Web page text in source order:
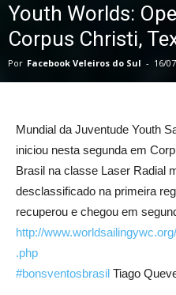
Youth Worlds:
Corpus Christi,
Por Facebook Veleiros do Sul - 16/
Mundial da Juventude Youth
iniciou nesta segunda em
Brasil na classe Laser Radial
desclassificado na primeira
recuperou e chegou em
http://
.php
#bonsventosbrasil Tiago